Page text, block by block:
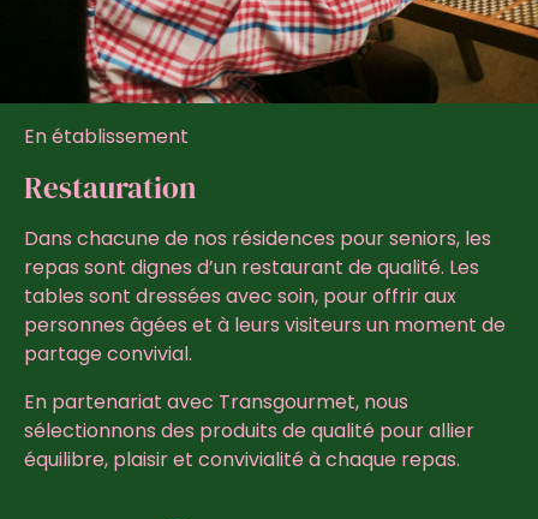
En établissement
Restauration
Dans chacune de nos résidences pour seniors, les
repas sont dignes d’un restaurant de qualité. Les
tables sont dressées avec soin, pour offrir aux
personnes âgées et à leurs visiteurs un moment de
partage convivial.
En partenariat avec Transgourmet, nous
sélectionnons des produits de qualité pour allier
équilibre, plaisir et convivialité à chaque repas.